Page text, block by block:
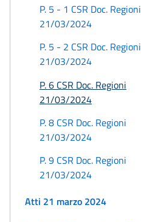
P. 5 - 1 CSR Doc. Regioni
21/03/2024
P. 5 - 2 CSR Doc. Regioni
21/03/2024
P. 6 CSR Doc. Regioni
21/03/2024
P. 8 CSR Doc. Regioni
21/03/2024
P. 9 CSR Doc. Regioni
21/03/2024
Atti 21 marzo 2024